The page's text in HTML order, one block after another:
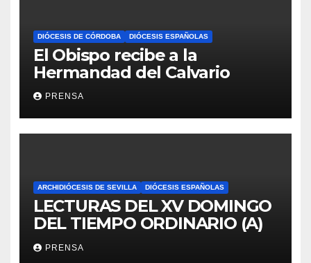
DIÓCESIS DE CÓRDOBA DIÓCESIS ESPAÑOLAS
El Obispo recibe a la
Hermandad del Calvario
PRENSA
ARCHIDIÓCESIS DE SEVILLA DIÓCESIS ESPAÑOLAS
LECTURAS DEL XV DOMINGO
DEL TIEMPO ORDINARIO (A)
PRENSA